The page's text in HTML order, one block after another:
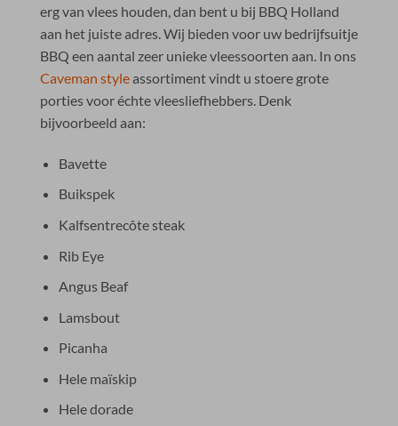
erg van vlees houden, dan bent u bij BBQ Holland
aan het juiste adres. Wij bieden voor uw bedrijfsuitje
BBQ een aantal zeer unieke vleessoorten aan. In ons
Caveman styleassortiment vindt u stoere grote
porties voor échte vleesliefhebbers. Denk
bijvoorbeeld aan:
Bavette
Buikspek
Kalfsentrecôte steak
Rib Eye
Angus Beaf
Lamsbout
Picanha
Hele maïskip
Hele dorade